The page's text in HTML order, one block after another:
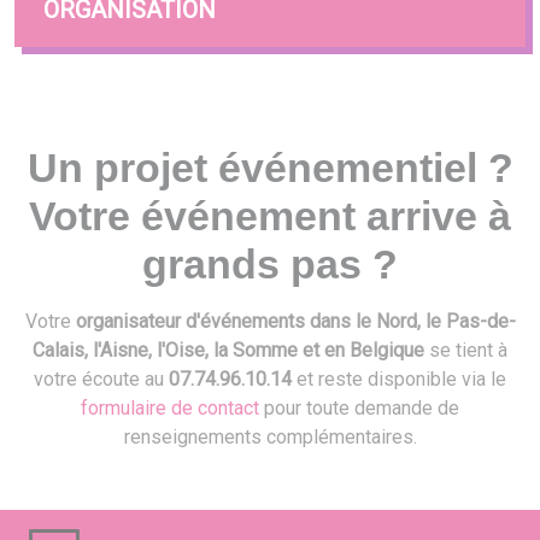
ORGANISATION
Un projet événementiel ?
Votre événement arrive à
grands pas ?
Votre organisateur d'événements dans le Nord, le Pas-de-
Calais, l'Aisne, l'Oise, la Somme et en Belgique se tient à
votre écoute au 07.74.96.10.14et reste disponible via le
formulaire de contact pour toute demande de
renseignements complémentaires.